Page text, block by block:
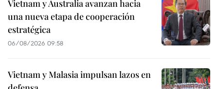
Vietnam y Australia avanzan hacia
una nueva etapa de cooperación
estratégica
06/08/2026 09:58
Vietnam y Malasia impulsan lazos en